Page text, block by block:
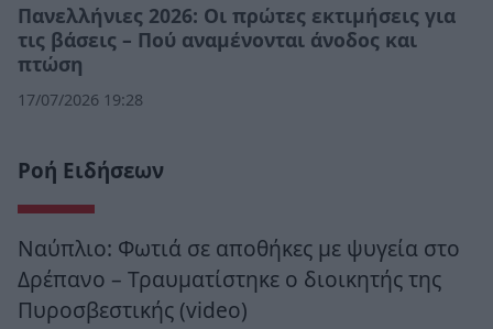
Πανελλήνιες 2026: Οι πρώτες εκτιμήσεις για
τις βάσεις – Πού αναμένονται άνοδος και
πτώση
17/07/2026 19:28
Ροή Ειδήσεων
Ναύπλιο: Φωτιά σε αποθήκες με ψυγεία στο
Δρέπανο – Τραυματίστηκε ο διοικητής της
Πυροσβεστικής (video)